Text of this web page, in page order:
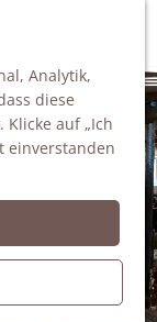
Analytik,
diese
auf „Ich
einverstanden
Winterswijk